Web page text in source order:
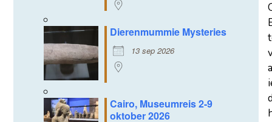
Dierenmummie Mysteries
13 sep 2026
Cairo, Museumreis 2-9
oktober 2026